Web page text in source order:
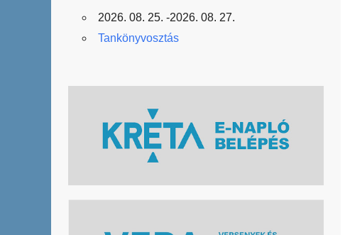
2026. 08. 25. -2026. 08. 27.
Tankönyvosztás